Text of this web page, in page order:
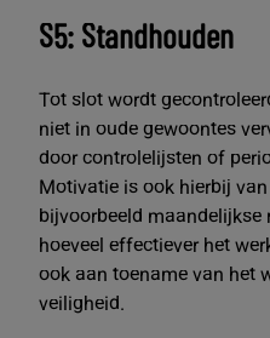
S5: Standhouden
Tot slot wordt
niet in oude gewoontes
door controlelijsten of
Motivatie is ook hierbij
bijvoorbeeld maandelijkse
hoeveel effectiever het
ook aan toename van het
veiligheid.